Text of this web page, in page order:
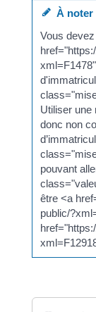
À noter
Vous
Utiliser une
donc non
pouvant
être <a
public/